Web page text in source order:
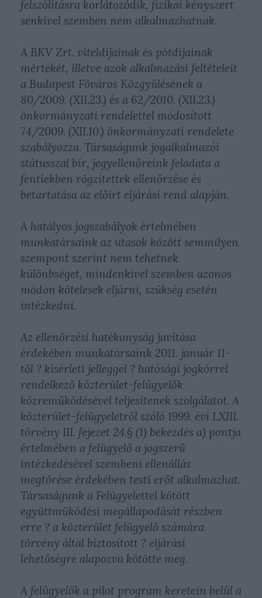
felszólításra korlátozódik, fizikai kényszert
senkivel szemben nem alkalmazhatnak.
A BKV Zrt. viteldíjainak és pótdíjainak
mértékét, illetve azok alkalmazási feltételeit
a Budapest Főváros Közgyűlésének a
80/2009. (XII.23.) és a 62/2010. (XII.23.)
önkormányzati rendelettel módosított
74/2009. (XII.10.) önkormányzati rendelete
szabályozza. Társaságunk jogalkalmazói
státusszal bír, jegyellenőreink feladata a
fentiekben rögzítettek ellenőrzése és
betartatása az előírt eljárási rend alapján.
A hatályos jogszabályok értelmében
munkatársaink az utasok között semmilyen
szempont szerint nem tehetnek
különbséget, mindenkivel szemben azonos
módon kötelesek eljárni, szükség esetén
intézkedni.
Az ellenőrzési hatékonyság javítása
érdekében munkatársaink 2011. január 11-
től ? kísérleti jelleggel ? hatósági jogkörrel
rendelkező közterület-felügyelők
közreműködésével teljesítenek szolgálatot. A
közterület-felügyeletről szóló 1999. évi LXIII.
törvény III. fejezet 24.§ (1) bekezdés a) pontja
értelmében a felügyelő a jogszerű
intézkedésével szembeni ellenállás
megtörése érdekében testi erőt alkalmazhat.
Társaságunk a Felügyelettel kötött
együttműködési megállapodását részben
erre ? a közterület felügyelő számára
törvény által biztosított ? eljárási
lehetőségre alapozva kötötte meg.
A felügyelők a pilot program keretein belül a